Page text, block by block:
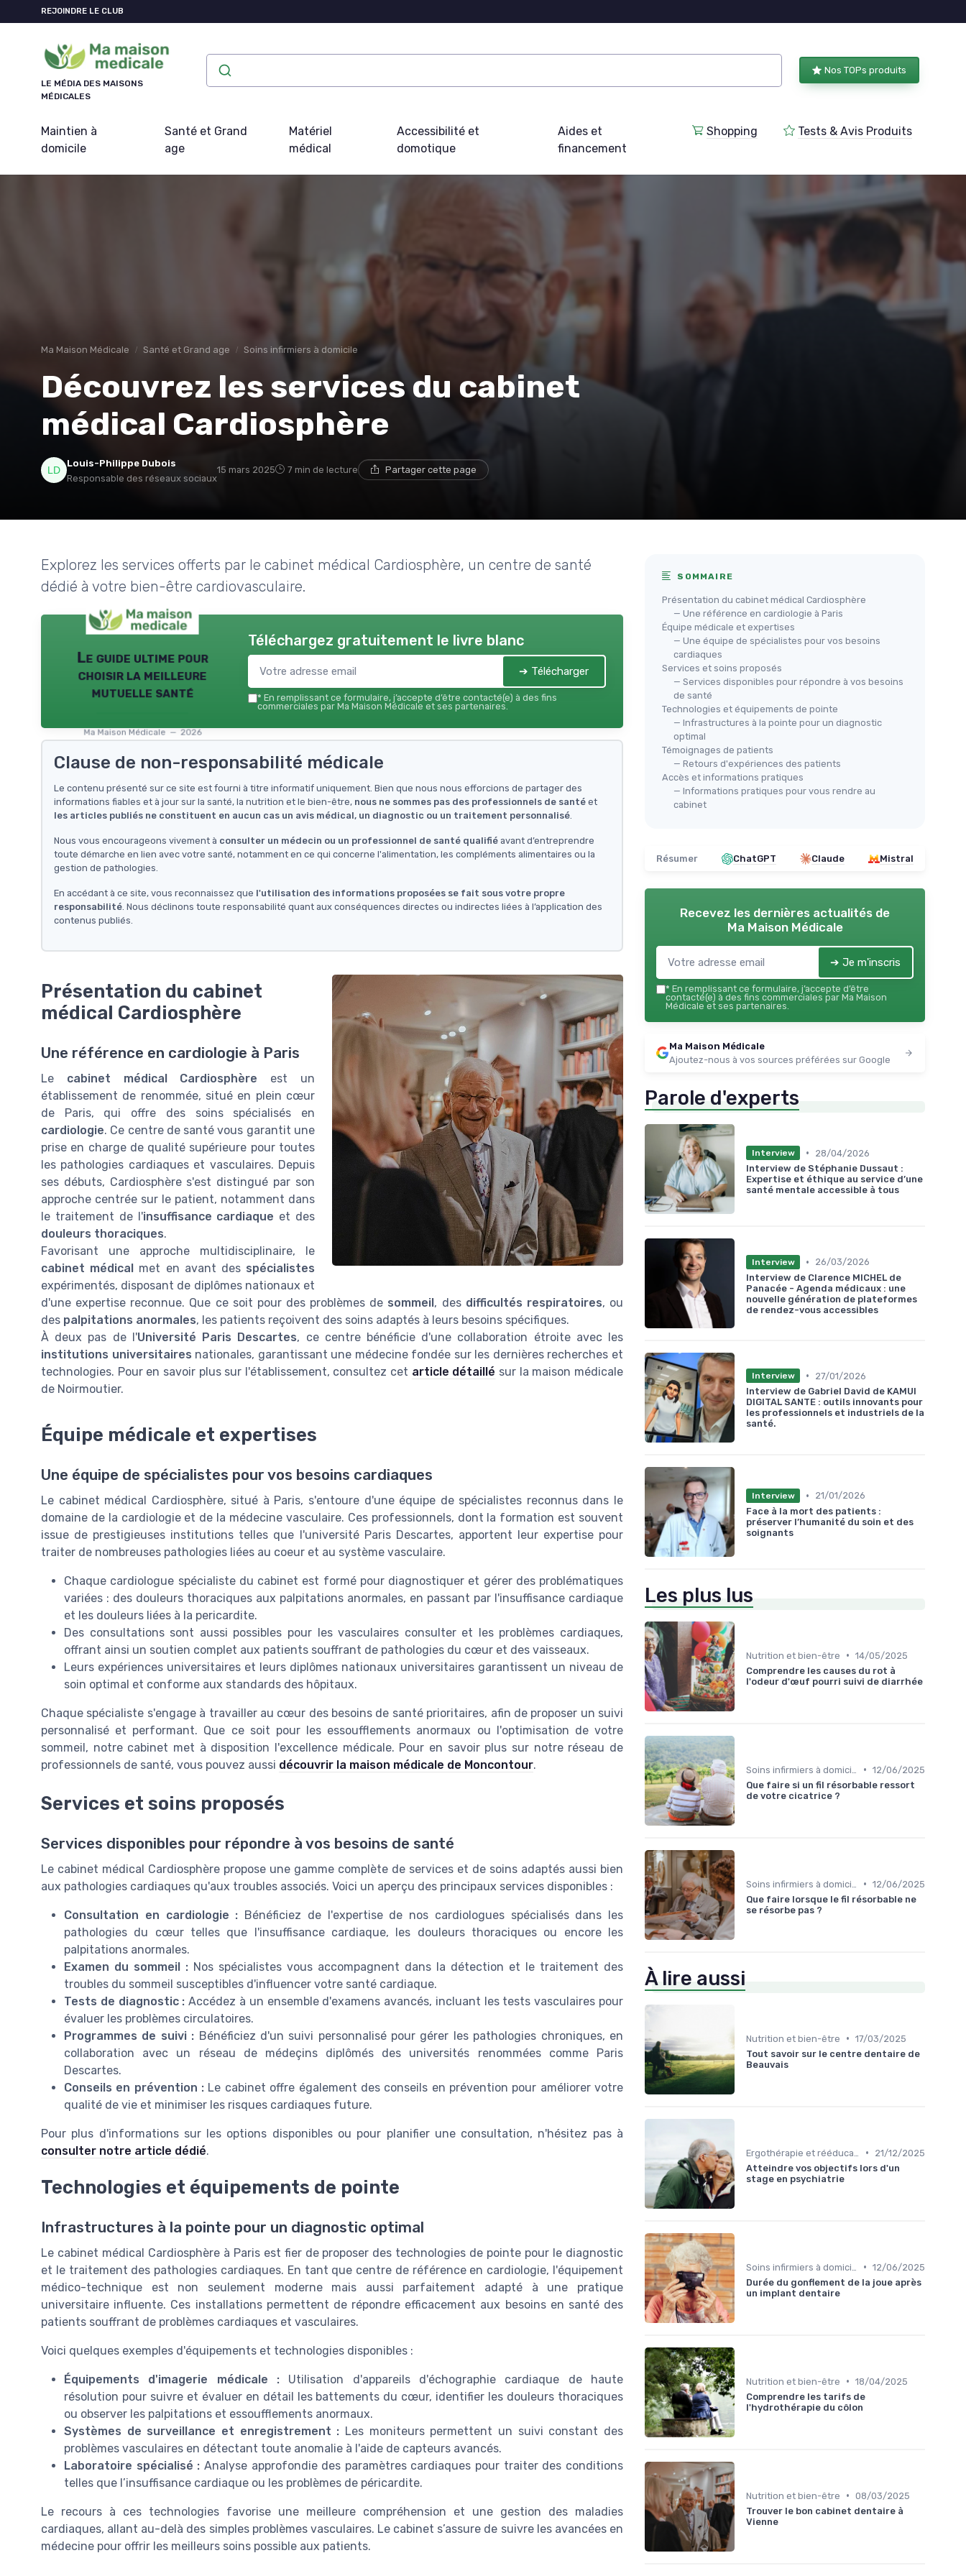
REJOINDRE LE CLUB
LE MÉDIA DES MAISONS
MÉDICALES
Nos TOPs produits
Maintien à
domicile
Santé et Grand
age
Matériel
médical
Accessibilité et
domotique
Aides et
financement
Shopping Tests & Avis Produits
Ma Maison Médicale Santé et Grand age Soins infirmiers à domicile
Découvrez les services du cabinet
médical Cardiosphère
Louis-Philippe Dubois
Responsable des réseaux sociaux
15 mars 2025 7 min de lecture Partager cette page
Explorez les services offerts par le cabinet médical Cardiosphère, un centre de santé
dédié à votre bien-être cardiovasculaire.
Le guide ultime pour
choisir la meilleure
mutuelle santé
Ma Maison Médicale — 2026
Téléchargez gratuitement le livre blanc
➔ Télécharger
* En remplissant ce formulaire, j’accepte d’être contacté(e) à des fins
commerciales par Ma Maison Médicale et ses partenaires.
Clause de non-responsabilité médicale
Le contenu présenté sur ce site est fourni à titre informatif uniquement. Bien que nous nous efforcions de partager des
informations fiables et à jour sur la santé, la nutrition et le bien-être, nous ne sommes pas des professionnels de santé et
les articles publiés ne constituent en aucun cas un avis médical, un diagnostic ou un traitement personnalisé.
Nous vous encourageons vivement à consulter un médecin ou un professionnel de santé qualifié avant d’entreprendre
toute démarche en lien avec votre santé, notamment en ce qui concerne l'alimentation, les compléments alimentaires ou la
gestion de pathologies.
En accédant à ce site, vous reconnaissez que l'utilisation des informations proposées se fait sous votre propre
responsabilité. Nous déclinons toute responsabilité quant aux conséquences directes ou indirectes liées à l’application des
contenus publiés.
Présentation du cabinet
médical Cardiosphère
Une référence en cardiologie à Paris
Le cabinet médical Cardiosphère est un
établissement de renommée, situé en plein cœur
de Paris, qui offre des soins spécialisés en
cardiologie. Ce centre de santé vous garantit une
prise en charge de qualité supérieure pour toutes
les pathologies cardiaques et vasculaires. Depuis
ses débuts, Cardiosphère s'est distingué par son
approche centrée sur le patient, notamment dans
le traitement de l'insuffisance cardiaque et des
douleurs thoraciques.
Favorisant une approche multidisciplinaire, le
cabinet médical met en avant des spécialistes
expérimentés, disposant de diplômes nationaux et
d'une expertise reconnue. Que ce soit pour des problèmes de sommeil, des difficultés respiratoires, ou
des palpitations anormales, les patients reçoivent des soins adaptés à leurs besoins spécifiques.
À deux pas de l'Université Paris Descartes, ce centre bénéficie d'une collaboration étroite avec les
institutions universitaires nationales, garantissant une médecine fondée sur les dernières recherches et
technologies. Pour en savoir plus sur l'établissement, consultez cet article détaillé sur la maison médicale
de Noirmoutier.
Équipe médicale et expertises
Une équipe de spécialistes pour vos besoins cardiaques
Le cabinet médical Cardiosphère, situé à Paris, s'entoure d'une équipe de spécialistes reconnus dans le
domaine de la cardiologieet de la médecine vasculaire. Ces professionnels, dont la formation est souvent
issue de prestigieuses institutions telles que l'université Paris Descartes, apportent leur expertise pour
traiter de nombreuses pathologies liées au coeur et au système vasculaire.
Chaque cardiologue spécialiste du cabinet est formé pour diagnostiquer et gérer des problématiques
variées : des douleurs thoraciques aux palpitations anormales, en passant par l'insuffisance cardiaque
et les douleurs liées à la pericardite.
Des consultations sont aussi possibles pour lesvasculaires consulter et les problèmes cardiaques,
offrant ainsi un soutien complet aux patients souffrant de pathologies du cœur et des vaisseaux.
Leurs expériences universitaires et leurs diplômes nationaux universitaires garantissent un niveau de
soin optimal et conforme aux standards des hôpitaux.
Chaque spécialiste s'engage à travailler au cœur des besoins de santé prioritaires, afin de proposer un suivi
personnalisé et performant. Que ce soit pour les essoufflements anormaux ou l'optimisation de votre
sommeil, notre cabinet met à disposition l'excellence médicale. Pour en savoir plus sur notre réseau de
professionnels de santé, vous pouvez aussi découvrir la maison médicale de Moncontour.
Services et soins proposés
Services disponibles pour répondre à vos besoins de santé
Le cabinet médical Cardiosphère propose une gamme complète de services et de soins adaptés aussi bien
aux pathologies cardiaques qu'aux troubles associés. Voici un aperçu des principaux services disponibles :
Consultation en cardiologie : Bénéficiez de l'expertise de nos cardiologues spécialisés dans les
pathologies du cœur telles que l'insuffisance cardiaque, les douleurs thoraciques ou encore les
palpitations anormales.
Examen du sommeil : Nos spécialistes vous accompagnent dans la détection et le traitement des
troubles du sommeil susceptibles d'influencer votre santé cardiaque.
Tests de diagnostic : Accédez à un ensemble d'examens avancés, incluant les tests vasculaires pour
évaluer les problèmes circulatoires.
Programmes de suivi : Bénéficiez d'un suivi personnalisé pour gérer les pathologies chroniques, en
collaboration avec un réseau de médeçins diplômés des universités renommées comme Paris
Descartes.
Conseils en prévention : Le cabinet offre également des conseils en prévention pour améliorer votre
qualité de vie et minimiser les risques cardiaques future.
Pour plus d'informations sur les options disponibles ou pour planifier une consultation, n'hésitez pas à
consulter notre article dédié.
Technologies et équipements de pointe
Infrastructures à la pointe pour un diagnostic optimal
Le cabinet médical Cardiosphère à Paris est fier de proposer des technologies de pointe pour le diagnostic
et le traitement des pathologies cardiaques. En tant que centre de référence en cardiologie, l'équipement
médico-technique est non seulement moderne mais aussi parfaitement adapté à une pratique
universitaire influente. Ces installations permettent de répondre efficacement aux besoins en santé des
patients souffrant de problèmes cardiaques et vasculaires.
Voici quelques exemples d'équipements et technologies disponibles :
Équipements d'imagerie médicale : Utilisation d'appareils d'échographie cardiaque de haute
résolution pour suivre et évaluer en détail les battements du cœur, identifier les douleurs thoraciques
ou observer les palpitations et essoufflements anormaux.
Systèmes de surveillance et enregistrement : Les moniteurs permettent un suivi constant des
problèmes vasculaires en détectant toute anomalie à l'aide de capteurs avancés.
Laboratoire spécialisé : Analyse approfondie des paramètres cardiaques pour traiter des conditions
telles que l’insuffisance cardiaque ou les problèmes de péricardite.
Le recours à ces technologies favorise une meilleure compréhension et une gestion des maladies
cardiaques, allant au-delà des simples problèmes vasculaires. Le cabinet s’assure de suivre les avancées en
médecine pour offrir les meilleurs soins possible aux patients.
SOMMAIRE
Présentation du cabinet médical Cardiosphère
— Une référence en cardiologie à Paris
Équipe médicale et expertises
— Une équipe de spécialistes pour vos besoins
cardiaques
Services et soins proposés
— Services disponibles pour répondre à vos besoins
de santé
Technologies et équipements de pointe
— Infrastructures à la pointe pour un diagnostic
optimal
Témoignages de patients
— Retours d'expériences des patients
Accès et informations pratiques
— Informations pratiques pour vous rendre au
cabinet
Résumer ChatGPT Claude Mistral
Recevez les dernières actualités de
Ma Maison Médicale
➔ Je m'inscris
* En remplissant ce formulaire, j’accepte d’être
contacté(e) à des fins commerciales par Ma Maison
Médicale et ses partenaires.
Ma Maison Médicale
Ajoutez-nous à vos sources préférées sur Google
Parole d'experts
Interview •
28/04/2026
Interview de Stéphanie Dussaut :
Expertise et éthique au service d’une
santé mentale accessible à tous
Interview •
26/03/2026
Interview de Clarence MICHEL de
Panacée - Agenda médicaux : une
nouvelle génération de plateformes
de rendez-vous accessibles
Interview •
27/01/2026
Interview de Gabriel David de KAMUI
DIGITAL SANTE : outils innovants pour
les professionnels et industriels de la
santé.
Interview •
21/01/2026
Face à la mort des patients :
préserver l’humanité du soin et des
soignants
Les plus lus
Nutrition et bien-être • 14/05/2025
Comprendre les causes du rot à
l'odeur d'œuf pourri suivi de diarrhée
• 12/06/2025
Que faire si un fil résorbable ressort
de votre cicatrice ?
• 12/06/2025
Que faire lorsque le fil résorbable ne
se résorbe pas ?
À lire aussi
Nutrition et bien-être • 17/03/2025
Tout savoir sur le centre dentaire de
Beauvais
•
21/12/2025
Atteindre vos objectifs lors d'un
stage en psychiatrie
• 12/06/2025
Durée du gonflement de la joue après
un implant dentaire
Nutrition et bien-être • 18/04/2025
Comprendre les tarifs de
l'hydrothérapie du côlon
Nutrition et bien-être • 08/03/2025
Trouver le bon cabinet dentaire à
Vienne
Panneau de gestion des cookies